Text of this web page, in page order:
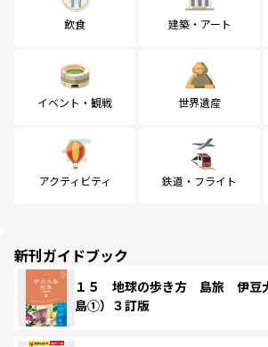
飲食 建築・アート
イベント・観戦 世界遺産
アクティビティ 鉄道・フライト
新刊ガイドブック
１５ 地球の歩き方 島旅 伊豆
島①）３訂版